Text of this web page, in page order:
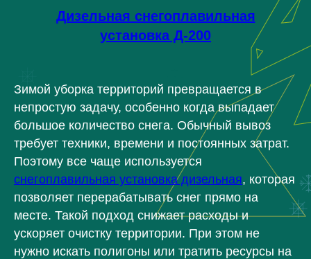
Дизельная снегоплавильная
установка Д-200
Зимой уборка территорий превращается в
непростую задачу, особенно когда выпадает
большое количество снега. Обычный вывоз
требует техники, времени и постоянных затрат.
Поэтому все чаще используется
снегоплавильная установка дизельная, которая
позволяет перерабатывать снег прямо на
месте. Такой подход снижает расходы и
ускоряет очистку территории. При этом не
нужно искать полигоны или тратить ресурсы на